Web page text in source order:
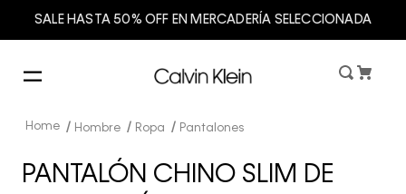
SALE HASTA 50% OFF EN MERCADERÍA SELECCIONADA
Hombre Ropa Pantalones
PANTALÓN CHINO SLIM DE